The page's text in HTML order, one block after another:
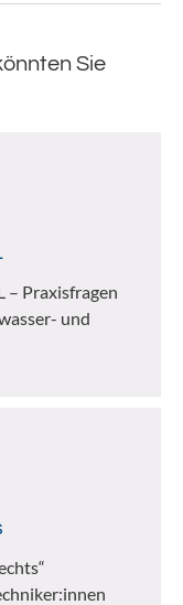
Sie
– Praxisfragen
und